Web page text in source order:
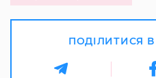
ПОДІЛИТИСЯ